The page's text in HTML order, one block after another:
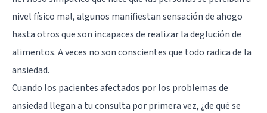
nivel físico mal, algunos manifiestan sensación de ahogo
hasta otros que son incapaces de realizar la deglución de
alimentos. A veces no son conscientes que todo radica de la
ansiedad.
Cuando los pacientes afectados por los problemas de
ansiedad llegan a tu consulta por primera vez, ¿de qué se